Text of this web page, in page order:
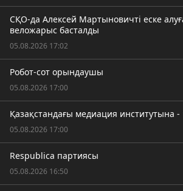
СҚО-да Алексей Мартыновичті еске
веложарыс басталды
05.08.2026 17:02
Робот-сот орындаушы
05.08.2026 17:00
Қазақстандағы медиация институтына
05.08.2026 17:00
Respublica партиясы
05.08.2026 16:50